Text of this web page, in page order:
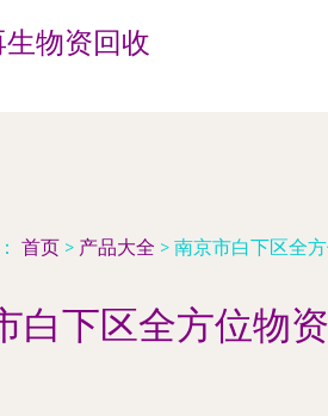
生物资回收
首页 > 产品大全 > 南京市白下区全
白下区全方位物